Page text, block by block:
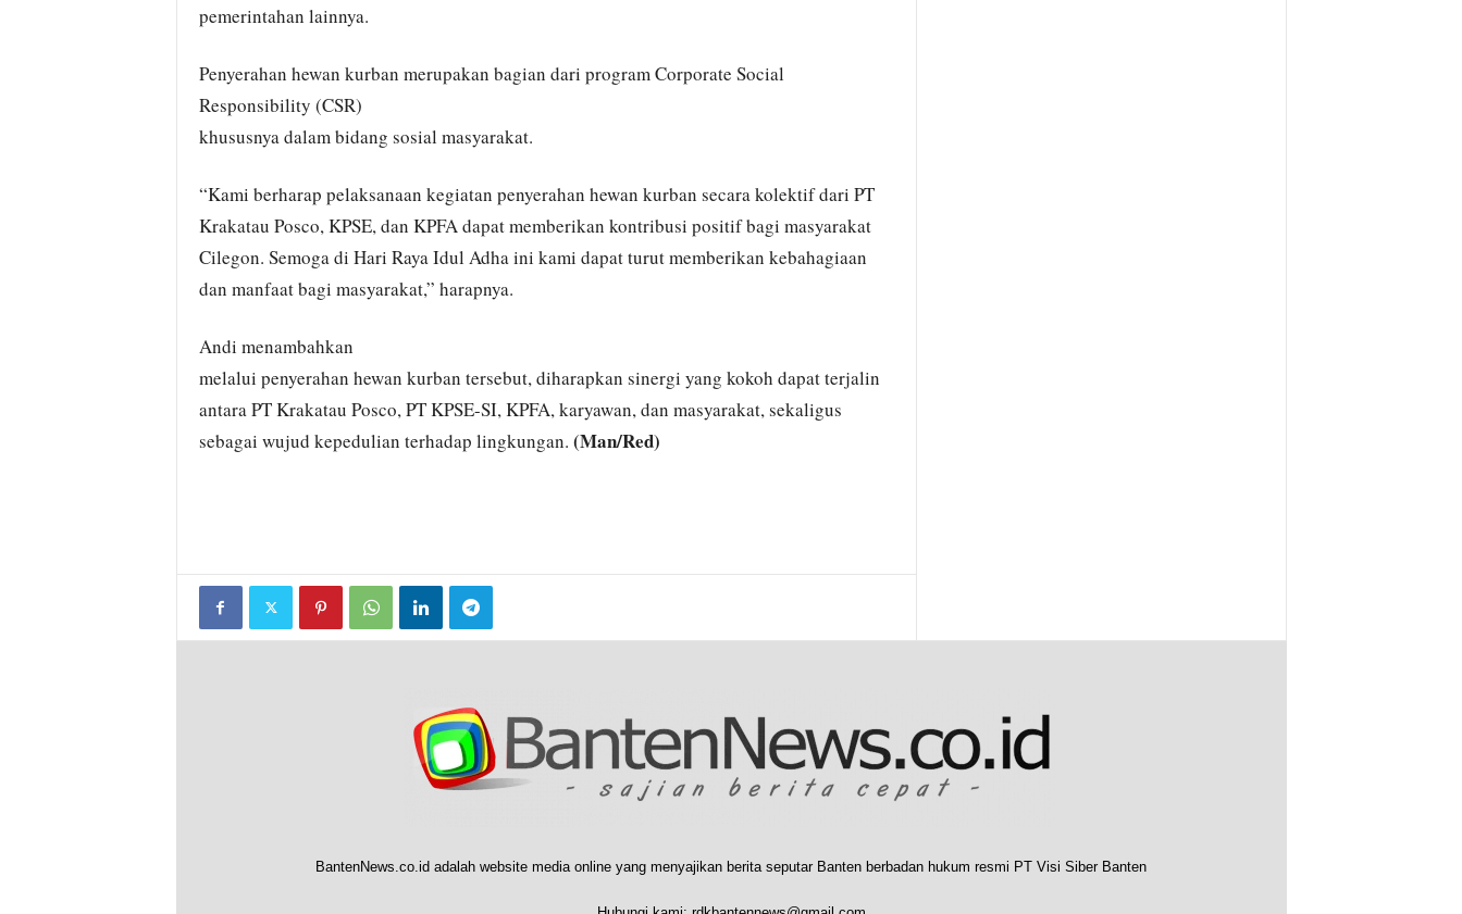
pemerintahan lainnya.
Penyerahan hewan kurban merupakan bagian dari program Corporate Social
Responsibility (CSR)
khususnya dalam bidang sosial masyarakat.
“Kami berharap pelaksanaan kegiatan penyerahan hewan kurban secara kolektif dari PT
Krakatau Posco, KPSE, dan KPFA dapat memberikan kontribusi positif bagi masyarakat
Cilegon. Semoga di Hari Raya Idul Adha ini kami dapat turut memberikan kebahagiaan
dan manfaat bagi masyarakat,” harapnya.
Andi menambahkan
melalui penyerahan hewan kurban tersebut, diharapkan sinergi yang kokoh dapat terjalin
antara PT Krakatau Posco, PT KPSE-SI, KPFA, karyawan, dan masyarakat, sekaligus
sebagai wujud kepedulian terhadap lingkungan. (Man/Red)
BantenNews.co.id adalah website media online yang menyajikan berita seputar Banten berbadan hukum resmi PT Visi Siber Banten